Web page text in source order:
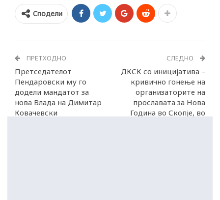
Сподели
ПРЕТХОДНО
Претседателот
Пендаровски му го
додели мандатот за
нова Влада на Димитар
Ковачевски
СЛЕДНО
ДКСК со иницијатива –
кривично гонење на
организаторите на
прославата за Нова
Година во Скопје, во